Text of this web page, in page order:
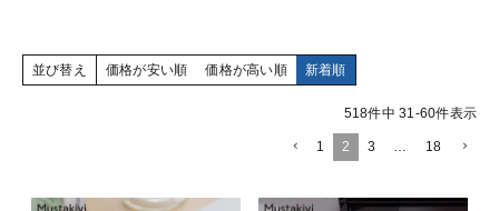
並び替え 価格が安い順 価格が高い順 新着順
518件中 31-60件表示
1 2 3 … 18